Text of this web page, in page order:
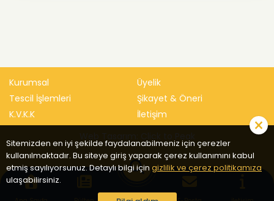
Kurumsal
Üyelik
Tescil İşlemleri
Şikayet & Öneri
K.V.K.K
İletişim
Sitemizden en iyi şekilde faydalanabilmeniz için çerezler
kullanılmaktadır. Bu siteye giriş yaparak çerez kullanımını kabul
etmiş sayılıyorsunuz. Detaylı bilgi için gizlilik ve çerez politikamıza
ulaşabilirsiniz.